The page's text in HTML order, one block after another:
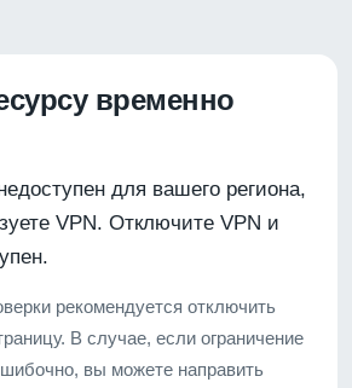
временно
для вашего региона,
VPN. Отключите VPN и
рекомендуется отключить
В случае, если ограничение
вы можете направить